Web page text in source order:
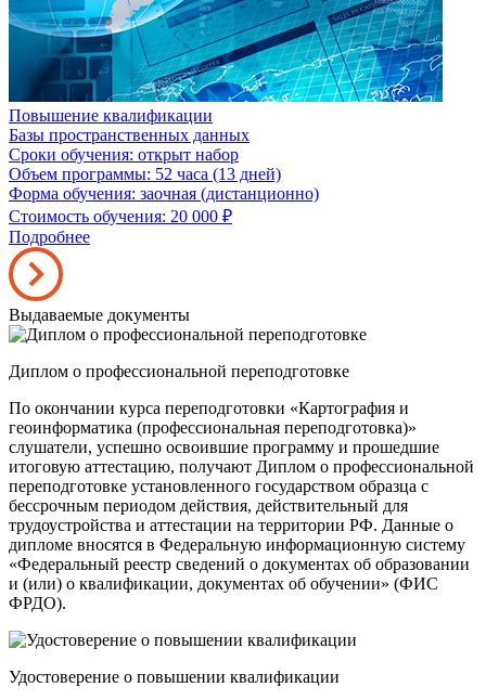
Повышение квалификации
Базы пространственных данных
Сроки обучения: открыт набор
Объем программы: 52 часа (13 дней)
Форма обучения: заочная (дистанционно)
Стоимость обучения: 20 000 ₽
Подробнее
Выдаваемые документы
Диплом о профессиональной переподготовке
По окончании курса переподготовки «Картография и
геоинформатика (профессиональная переподготовка)»
слушатели, успешно освоившие программу и прошедшие
итоговую аттестацию, получают Диплом о профессиональной
переподготовке установленного государством образца с
бессрочным периодом действия, действительный для
трудоустройства и аттестации на территории РФ. Данные о
дипломе вносятся в Федеральную информационную систему
«Федеральный реестр сведений о документах об образовании
и (или) о квалификации, документах об обучении» (ФИС
ФРДО).
Удостоверение о повышении квалификации